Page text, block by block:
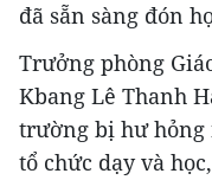
đã sẵn sàng đón
Trưởng phòng
Kbang Lê Thanh
trường bị hư hỏng
tổ chức dạy và